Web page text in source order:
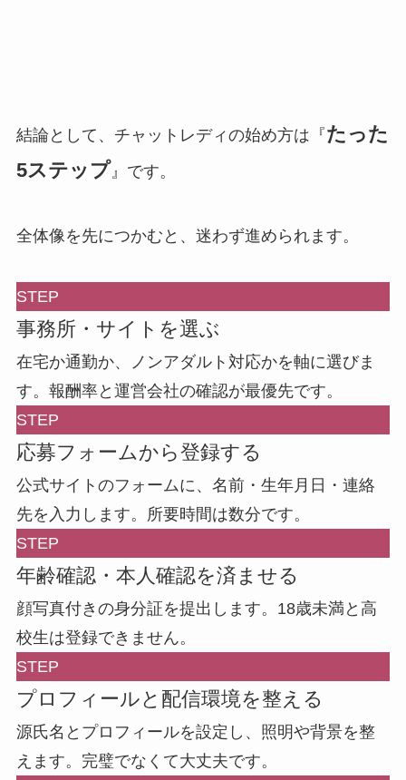
結論として、チャットレディの始め方は『たった
5ステップ 』です。
全体像を先につかむと、迷わず進められます。
STEP
事務所・サイトを選ぶ
在宅か通勤か、ノンアダルト対応かを軸に選びま
す。報酬率と運営会社の確認が最優先です。
STEP
応募フォームから登録する
公式サイトのフォームに、名前・生年月日・連絡
先を入力します。所要時間は数分です。
STEP
年齢確認・本人確認を済ませる
顔写真付きの身分証を提出します。18歳未満と高
校生は登録できません。
STEP
プロフィールと配信環境を整える
源氏名とプロフィールを設定し、照明や背景を整
えます。完璧でなくて大丈夫です。